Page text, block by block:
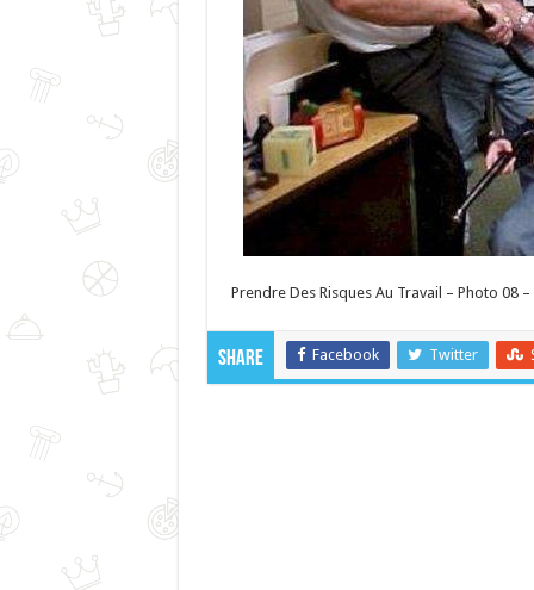
Prendre Des Risques Au Travail – Photo 08 –
Share Facebook Twitter